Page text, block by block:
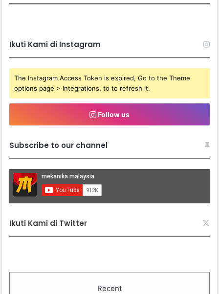
Ikuti Kami di Instagram
The Instagram Access Token is expired, Go to the Theme
options page > Integrations, to to refresh it.
Follow us
Subscribe to our channel
Ikuti Kami di Twitter
Recent